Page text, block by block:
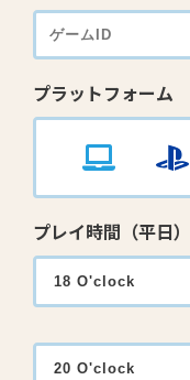
プラットフォーム
プレイ時間（平日）